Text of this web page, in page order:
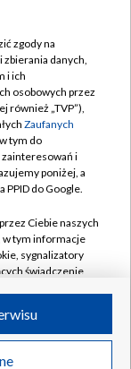
zgody na
danych,
i ich
osobowych przez
również „TVP”),
Zaufanych
tym do
i
poniżej, a
PPID do Google.
Ciebie naszych
w tym informacje
sygnalizatory
świadczenie
Ciebie